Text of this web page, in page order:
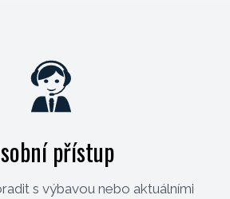
přístup
s výbavou nebo aktuálními